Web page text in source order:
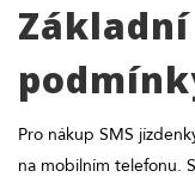
Pro nákup SMS
na mobilním telefonu.